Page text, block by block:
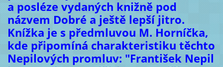
a posléze vydaných knižně pod
názvem Dobré a ještě lepší jitro.
Knížka je s předmluvou M. Horníčka,
kde připomíná charakteristiku těchto
Nepilových promluv: "František Nepil